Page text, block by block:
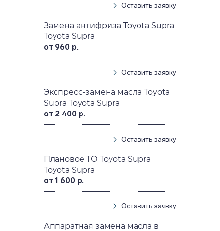
Оставить заявку
Замена антифриза Toyota Supra
Toyota Supra
от 960 р.
Оставить заявку
Экспресс-замена масла Toyota
Supra Toyota Supra
от 2 400 р.
Оставить заявку
Плановое ТО Toyota Supra
Toyota Supra
от 1 600 р.
Оставить заявку
Аппаратная замена масла в